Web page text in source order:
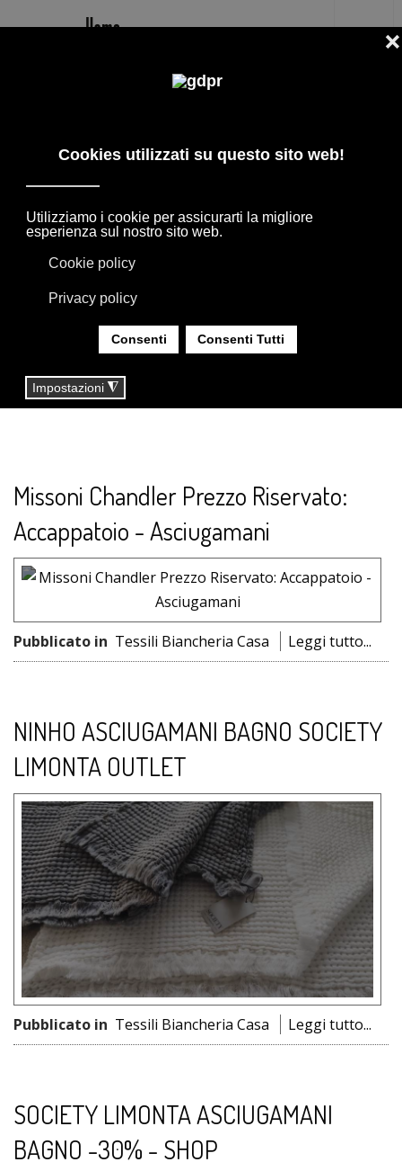
ASCIUGAMANI
ITALIA, DE PADOVA, MAXALTO, FLEXFORM,
MOOOI, TAPPETI E TESSUTI MISSONI, LORO
PIANA, SOCIETY LIMONTA. ILLUMINAZIONE
SEI QUI:HOME | TAG | ASCIUGAMANI
Missoni Chandler Prezzo Riservato:
Accappatoio - Asciugamani
Pubblicato in Tessili Biancheria Casa Leggi tutto...
NINHO ASCIUGAMANI BAGNO SOCIETY
LIMONTA OUTLET
Pubblicato in Tessili Biancheria Casa Leggi tutto...
SOCIETY LIMONTA ASCIUGAMANI
BAGNO -30% - SHOP